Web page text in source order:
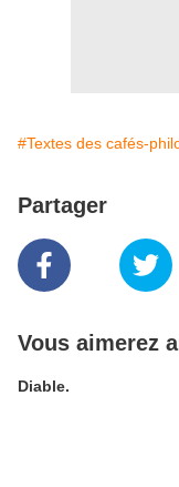
#Textes des cafés-
Partager
Vous aimerez
Diable.